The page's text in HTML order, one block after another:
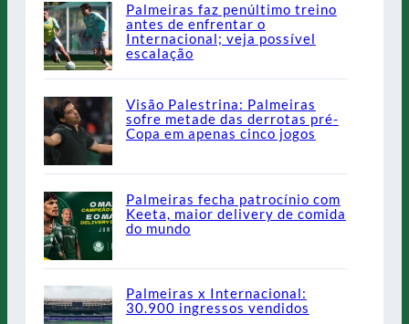
Palmeiras faz penúltimo treino
antes de enfrentar o
Internacional; veja possível
escalação
Visão Palestrina: Palmeiras
sofre metade das derrotas pré-
Copa em apenas cinco jogos
Palmeiras fecha patrocínio com
Keeta, maior delivery de comida
do mundo
Palmeiras x Internacional:
30.900 ingressos vendidos